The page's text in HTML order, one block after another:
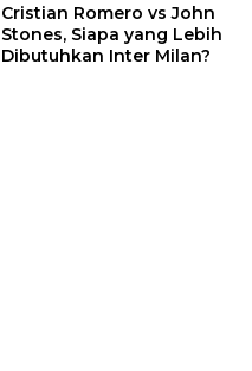
Cristian Romero vs John
Stones, Siapa yang Lebih
Dibutuhkan Inter Milan?